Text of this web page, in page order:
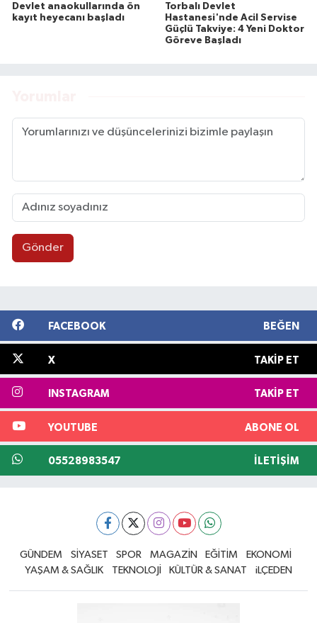
Devlet anaokullarında ön
kayıt heyecanı başladı
Torbalı Devlet
Hastanesi'nde Acil Servise
Güçlü Takviye: 4 Yeni Doktor
Göreve Başladı
Gönder
FACEBOOK BEĞEN
X TAKIP ET
INSTAGRAM TAKIP ET
YOUTUBE ABONE OL
05528983547 İLETIŞIM
GÜNDEM SİYASET SPOR MAGAZİN EĞİTİM
EKONOMİ
YAŞAM & SAĞLIK
TEKNOLOJİ KÜLTÜR & SANAT iLÇEDEN